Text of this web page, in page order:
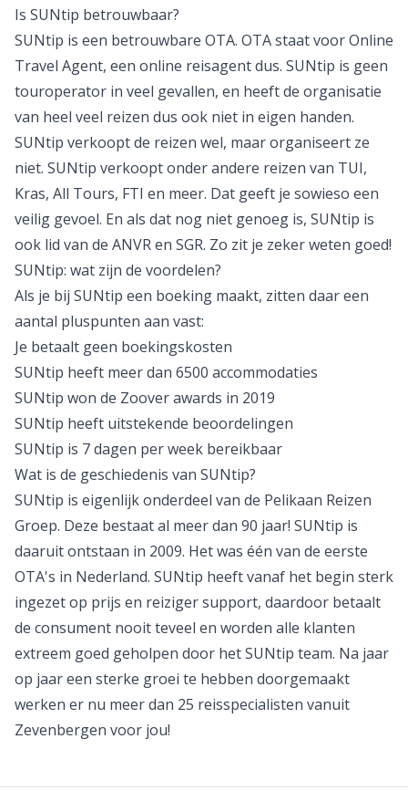
Is SUNtip betrouwbaar?
SUNtip is een betrouwbare OTA. OTA staat voor Online
Travel Agent, een online reisagent dus. SUNtip is geen
touroperator in veel gevallen, en heeft de organisatie
van heel veel reizen dus ook niet in eigen handen.
SUNtip verkoopt de reizen wel, maar organiseert ze
niet. SUNtip verkoopt onder andere reizen van TUI,
Kras, All Tours, FTI en meer. Dat geeft je sowieso een
veilig gevoel. En als dat nog niet genoeg is, SUNtip is
ook lid van de ANVR en SGR. Zo zit je zeker weten goed!
SUNtip: wat zijn de voordelen?
Als je bij SUNtip een boeking maakt, zitten daar een
aantal pluspunten aan vast:
Je betaalt geen boekingskosten
SUNtip heeft meer dan 6500 accommodaties
SUNtip won de Zoover awards in 2019
SUNtip heeft uitstekende beoordelingen
SUNtip is 7 dagen per week bereikbaar
Wat is de geschiedenis van SUNtip?
SUNtip is eigenlijk onderdeel van de Pelikaan Reizen
Groep. Deze bestaat al meer dan 90 jaar! SUNtip is
daaruit ontstaan in 2009. Het was één van de eerste
OTA's in Nederland. SUNtip heeft vanaf het begin sterk
ingezet op prijs en reiziger support, daardoor betaalt
de consument nooit teveel en worden alle klanten
extreem goed geholpen door het SUNtip team. Na jaar
op jaar een sterke groei te hebben doorgemaakt
werken er nu meer dan 25 reisspecialisten vanuit
Zevenbergen voor jou!